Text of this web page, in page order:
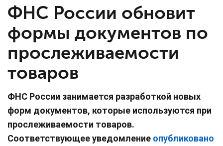
ФНС России обновит
формы документов по
прослеживаемости
товаров
ФНС России занимается разработкой новых
форм документов, которые используются при
прослеживаемости товаров.
Соответствующее уведомление опубликовано